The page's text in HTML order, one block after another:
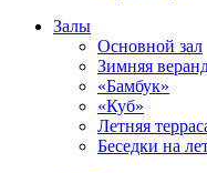
Залы
Основной зал
Зимняя
«Бамбук»
«Куб»
Летняя
Беседки на